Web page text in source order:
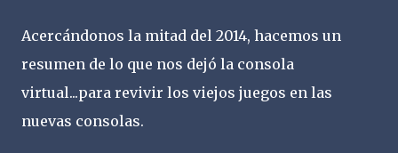
Acercándonos la mitad del 2014, hacemos un
resumen de lo que nos dejó la consola
virtual...para revivir los viejos juegos en las
nuevas consolas.